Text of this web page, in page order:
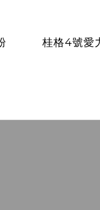
桂格4號愛